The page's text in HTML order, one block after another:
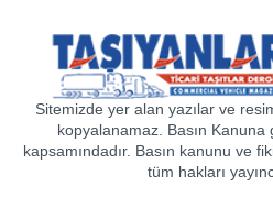
Sitemizde yer alan yazılar ve
kopyalanamaz. Basın Kanuna
kapsamındadır. Basın kanunu ve
tüm hakları